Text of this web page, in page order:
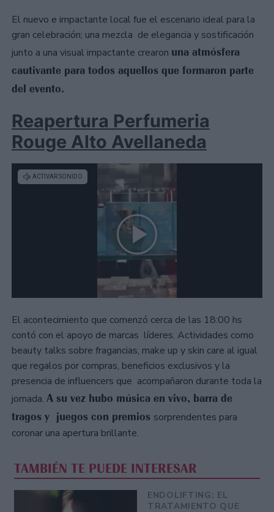
El nuevo e impactante local fue el escenario ideal para la
gran celebración; una mezcla de elegancia y sostificación
junto a una visual impactante crearon una atmósfera
cautivante para todos aquellos que formaron parte
del evento.
Reapertura Perfumeria
Rouge Alto Avellaneda
El acontecimiento que comenzó cerca de las 18:00 hs
contó con el apoyo de marcas líderes. Actividades como
beauty talks sobre fragancias, make up y skin care al igual
que regalos por compras, beneficios exclusivos y la
presencia de influencers que acompañaron durante toda la
jornada. A su vez hubo música en vivo, barra de
tragos y juegos con premios sorprendentes para
coronar una apertura brillante.
TAMBIÉN TE PUEDE INTERESAR
ENDOLIFTING: EL
TRATAMIENTO QUE